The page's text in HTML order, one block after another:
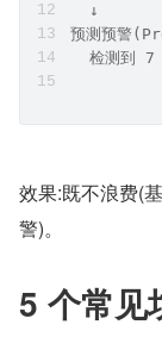
  ↓
预测预警
检测到 7
效果:既不浪费(
警)。
5 个常见